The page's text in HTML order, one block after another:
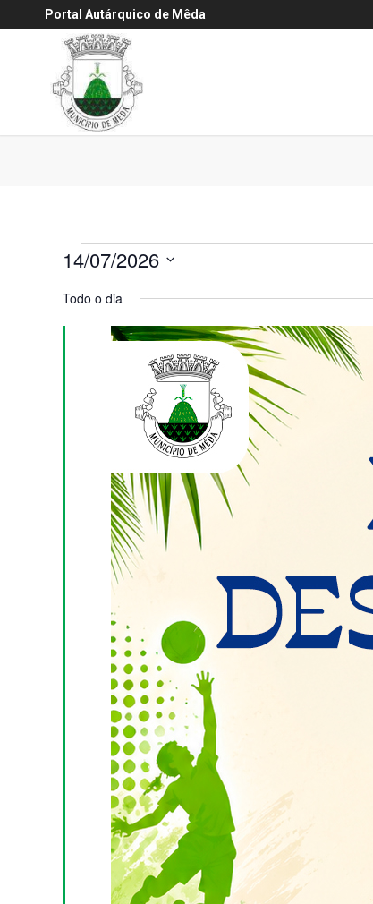
Portal Autárquico de Mêda
Eventos
for
14
14/07/2026
a
data.
Todo o dia